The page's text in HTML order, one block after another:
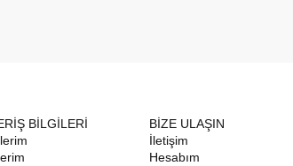
BİLGİLERİ
BİZE ULAŞIN
İletişim
Hesabım